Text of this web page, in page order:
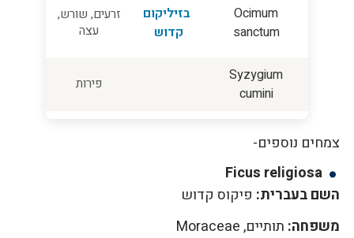
Ocimum
sanctum
בזיליקום
קדוש
זרעים, שורש,
עצה
Syzygium
cumini
פירות
צמחים נוספים-
Ficus religiosa
השם בעברית: פיקוס קדוש
משפחה: תותיים, Moraceae